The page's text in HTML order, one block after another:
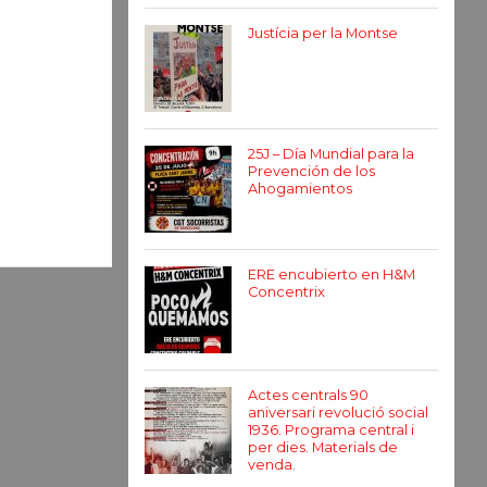
Justícia per la Montse
25J – Día Mundial para la
Prevención de los
Ahogamientos
ERE encubierto en H&M
Concentrix
Actes centrals 90
aniversari revolució social
1936. Programa central i
per dies. Materials de
venda.